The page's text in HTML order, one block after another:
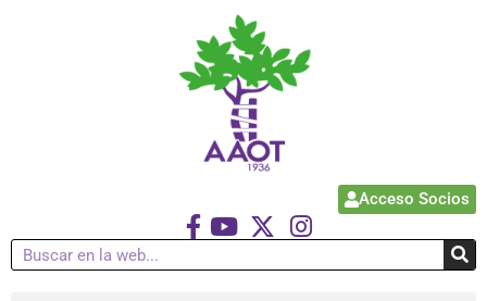
Acceso Socios